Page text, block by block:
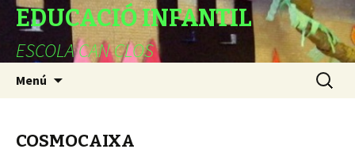
EDUCACIÓ INFANTIL
ESCOLA CAN CLOS
Menú Cerca:
COSMOCAIXA